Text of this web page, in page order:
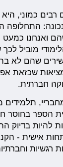
כמוני,
התחלופה
ואנחנו כמעט
מוביל לכך
שהם לא
שכזאת
חברתית.
תלמידים
הספר בחוסר
להיות בדיוק
אישית -
רגשיות